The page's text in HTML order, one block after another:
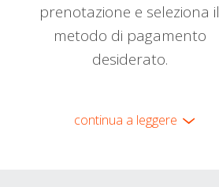
prenotazione e seleziona il
metodo di pagamento
desiderato.
continua a leggere